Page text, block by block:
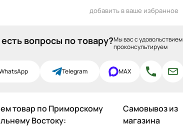
добавить в ваше избранное
есть вопросы по товару?Мы вас с удовольствием
проконсультируем
Telegram MAX
товар по Приморскому
Востоку:
Самовывоз из
магазина